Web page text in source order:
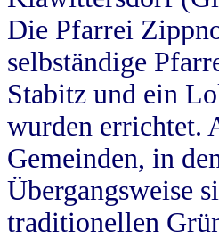
Die Pfarrei
selbständige
Stabitz und ein
wurden errichtet.
Gemeinden, in
Übergangsweise
traditionellen